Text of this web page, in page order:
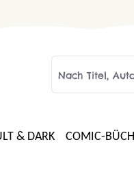
& DARK COMIC-